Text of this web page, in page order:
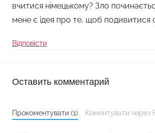
вчитися німецькому? Зло
мене є ідея про те, щоб подивитися
Відповісти
Оставить комментарий
Прокоментувати (1) Коментувати через